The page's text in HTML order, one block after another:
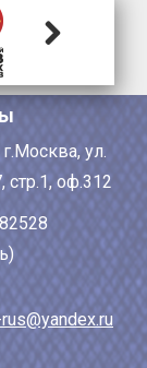
ул.
стр.1, оф.312